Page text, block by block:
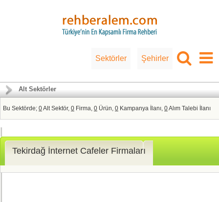
Sektörler Şehirler
Alt Sektörler
Bu Sektörde; 0Alt Sektör, 0 Firma, 0 Ürün, 0 Kampanya İlanı, 0Alım Talebi İlanı
Tekirdağ İnternet Cafeler Firmaları